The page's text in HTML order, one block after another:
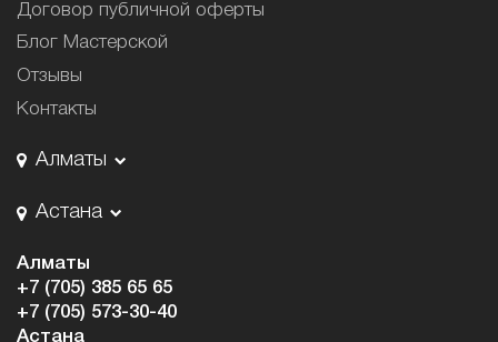
Договор публичной оферты
Блог Мастерской
Отзывы
Контакты
Алматы
Астана
Алматы
+7 (705) 385 65 65
+7 (705) 573-30-40
Астана